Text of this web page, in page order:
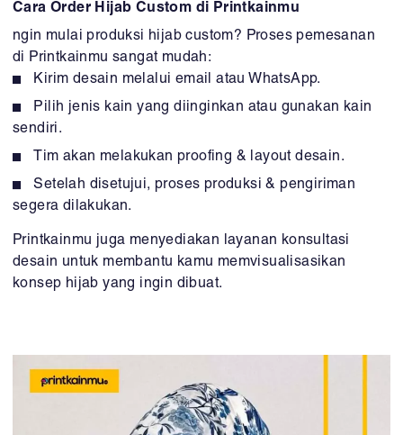
Cara Order Hijab Custom di Printkainmu
ngin mulai produksi hijab custom? Proses pemesanan
di Printkainmu sangat mudah:
Kirim desain melalui email atau WhatsApp.
Pilih jenis kain yang diinginkan atau gunakan kain
sendiri.
Tim akan melakukan proofing & layout desain.
Setelah disetujui, proses produksi & pengiriman
segera dilakukan.
Printkainmu juga menyediakan layanan konsultasi
desain untuk membantu kamu memvisualisasikan
konsep hijab yang ingin dibuat.